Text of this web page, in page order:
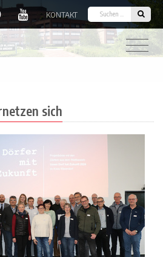
sich | Kreis Warendorf
KONTAKT
sich